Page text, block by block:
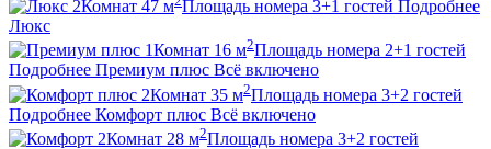
2Комнат 47 м Площадь номера 3+1 гостей Подробнее
Люкс
1Комнат 16 м2Площадь номера 2+1 гостей
Подробнее Премиум плюс Всё включено
2Комнат 35 м2Площадь номера 3+2 гостей
Подробнее Комфорт плюс Всё включено
2Комнат 28 м2Площадь номера 3+2 гостей